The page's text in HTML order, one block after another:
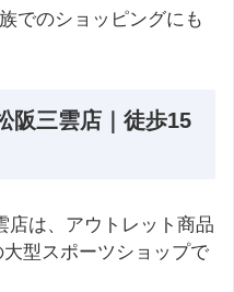
でのショッピングにも
阪三雲店｜徒歩15
店は、アウトレット商品
型スポーツショップで